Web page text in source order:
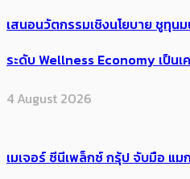
เสนอนวัตกรรมเชิงนโยบาย ชูทุ
ระดับ Wellness Economy เป็น
4 August 2026
เมเจอร์ ซีนีเพล็กซ์ กรุ้ป จับมือ แม